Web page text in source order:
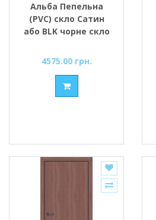
Альба Пепельна
(PVC) скло Сатин
або BLK чорне скло
4575.00 грн.